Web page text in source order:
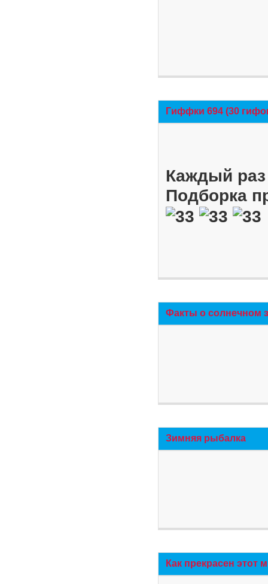
Гиффки 694 (30
Каждый
Подборка
Факты о солнечном
Зимняя рыбалка
Как прекрасен этот